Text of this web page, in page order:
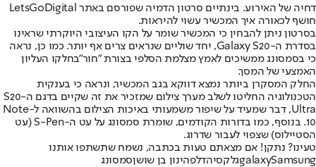
דחיה של האירוע. בינתיים סרטון הדמיה שפורסם באתר LetsGoDigital
חושף לכאורה איך המכשיר עשוי להיראות.
בסרטון ניתן להבחין כי המכשיר שומר על הקו העיצובי היוקרתי שראינו
בסדרת ה-Galaxy S20, יחד שוליים שנראים צרים אף יותר. כמו כן, נראה
כי בסמסונג ממשיכים לאמץ מצלמת הסלפי בצורת "חור"בחלקו העליון
האמצעי של המסך.
החלק המסקרן ביותר נמצא דווקא בגב המכשיר, ונראה כי בענקית
הטכנולוגיה החליטו לשלב מערך צילום שמזכיר את זה שקיים בדגם ה-S20
Ultra, דבר שמעיד על שיפור משמעותי באיכות הצילום בהשוואה ל-Note
10. בנוסף, כמו בדורות הקודמים, שומרת סמסונג על עט ה-S-Pen (עט
הסטיילוס) שצפוי לעבור שדרוג.
טעינו? נתקן! אם מצאתם טעות בכתבה, נשמח שתשתפו אותנו
galaxySamsung גלקסיהדלפהינון בן שושןסמסונג